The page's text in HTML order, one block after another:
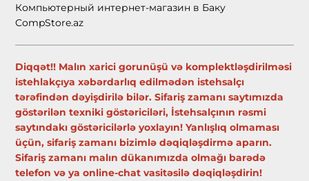
Компьютерный интернет-магазин в Баку
CompStore.az
Diqqət!! Malın xarici gorunüşü və komplektləşdirilməsi
istehlakçıya xəbərdarlıq edilmədən istehsalçı
tərəfindən dəyişdirilə bilər. Sifariş zamanı saytımızda
göstərilən texniki göstəriciləri, İstehsalçının rəsmi
saytındakı göstəricilərlə yoxlayın! Yanlışlıq olmaması
üçün, sifariş zamanı bizimlə dəqiqləşdirmə aparın.
Sifariş zamanı malın dükanımızda olmağı barədə
telefon və ya online-chat vasitəsilə dəqiqləşdirin!